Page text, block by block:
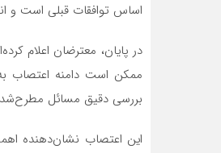
اساس توافقات قبلی است و
در پایان، معترضان اعلام
ممکن است دامنه اعتصاب به
بررسی دقیق مسائل
این اعتصاب نشان‌دهنده